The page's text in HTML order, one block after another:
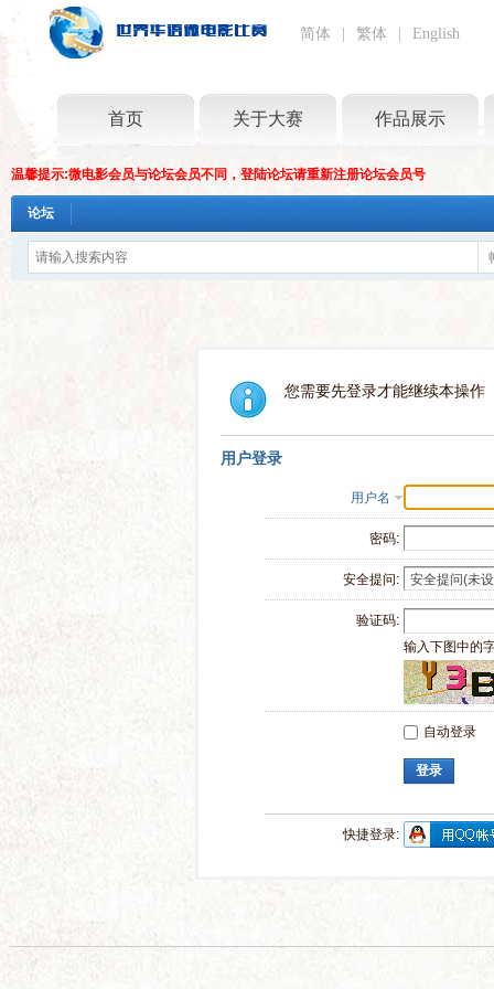
简体 繁体 English
首页 关于大赛 作品展示
温馨提示:微电影会员与论坛会员不同，登陆论坛请重新注册论坛会员号
论坛
您需要先登录才能继续本操作
用户登录
用户名
密码:
安全提问:
验证码:
输入下图中的
自动登录
登录
快捷登录: